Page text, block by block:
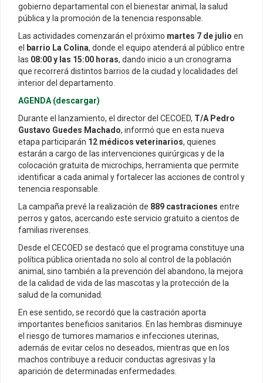
gobierno departamental con el bienestar animal, la salud
pública y la promoción de la tenencia responsable.
Las actividades comenzarán el próximo martes 7 de julio en
el
barrio La Colina, donde el equipo atenderá al público entre
las 08:00 y las 15:00 horas, dando inicio a un cronograma
que recorrerá distintos barrios de la ciudad y localidades del
interior del departamento.
AGENDA (descargar)
Durante el lanzamiento, el director del CECOED, T/A Pedro
Gustavo Guedes Machado, informó que en esta nueva
etapa participarán 12 médicos veterinarios, quienes
estarán a cargo de las intervenciones quirúrgicas y de la
colocación gratuita de microchips, herramienta que permite
identificar a cada animal y fortalecer las acciones de control y
tenencia responsable.
La campaña prevé la realización de 889 castraciones entre
perros y gatos, acercando este servicio gratuito a cientos de
familias riverenses.
Desde el CECOED se destacó que el programa constituye una
política pública orientada no solo al control de la población
animal, sino también a la prevención del abandono, la mejora
de la calidad de vida de las mascotas y la protección de la
salud de la comunidad.
En ese sentido, se recordó que la castración aporta
importantes beneficios sanitarios. En las hembras disminuye
el riesgo de tumores mamarios e infecciones uterinas,
además de evitar celos no deseados, mientras que en los
machos contribuye a reducir conductas agresivas y la
aparición de determinadas enfermedades.